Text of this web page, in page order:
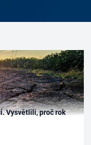
Vysvětlili, proč rok